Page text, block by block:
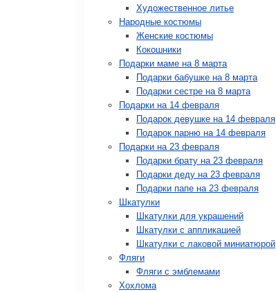
Художественное литье
Народные костюмы
Женские костюмы
Кокошники
Подарки маме на 8 марта
Подарки бабушке на 8 марта
Подарки сестре на 8 марта
Подарки на 14 февраля
Подарок девушке на 14 февраля
Подарок парню на 14 февраля
Подарки на 23 февраля
Подарки брату на 23 февраля
Подарки деду на 23 февраля
Подарки папе на 23 февраля
Шкатулки
Шкатулки для украшений
Шкатулки с аппликацией
Шкатулки с лаковой миниатюрой
Фляги
Фляги с эмблемами
Хохлома